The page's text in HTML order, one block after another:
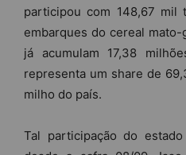
participou com 148,67 mil
embarques do cereal
já acumulam 17,38
representa um share de
milho do país.
Tal participação do